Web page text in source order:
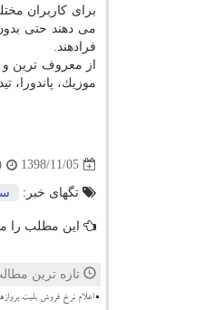
برای كاربران
می دهند حتی
فرادهند.
از معروف ترین و
موزیك، پاندورا،
1398/11/05
تگهای خبر:
این مطلب را
تازه ترین
اعلام نرخ فروش بلیت